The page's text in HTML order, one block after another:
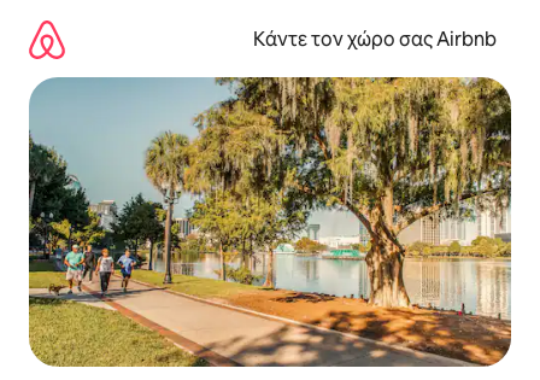
περιεχόμενο
Κάντε τον χώρο σας Airbnb